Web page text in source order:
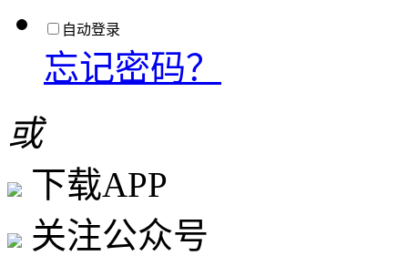
自动登录
忘记密码？
或
下载APP
关注公众号